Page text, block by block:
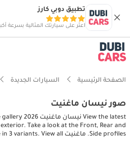
تطبيق دوبي كارز
اعثر على سيارتك المثالية بسرعة
الصفحة الرئيسية السيارات الجديدة
صور نيسان ماغنيت
Take a look at the Front, Rear and
Side profiles. ماغنيت is available in 3 variants. View all ماغنيت pictures.